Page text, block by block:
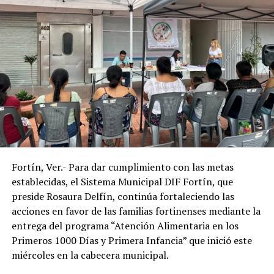
lo que este programa les permitió acceder de manera
gratuita a un instrumento indispensable para sus
actividades diarias.
Con estas acciones, el Sistema Municipal DIF de
Amatlán de los Reyes reafirmó su compromiso de
trabajar en favor de los sectores más vulnerables del
municipio, acercando programas de asistencia social que
contribuyan a mejorar la salud, la inclusión y la calidad
de vida de la población.
Fortín, Ver.- Para dar cumplimiento con las metas
establecidas, el Sistema Municipal DIF Fortín, que
preside Rosaura Delfín, continúa fortaleciendo las
acciones en favor de las familias fortinenses mediante la
entrega del programa “Atención Alimentaria en los
Primeros 1000 Días y Primera Infancia” que inició este
miércoles en la cabecera municipal.